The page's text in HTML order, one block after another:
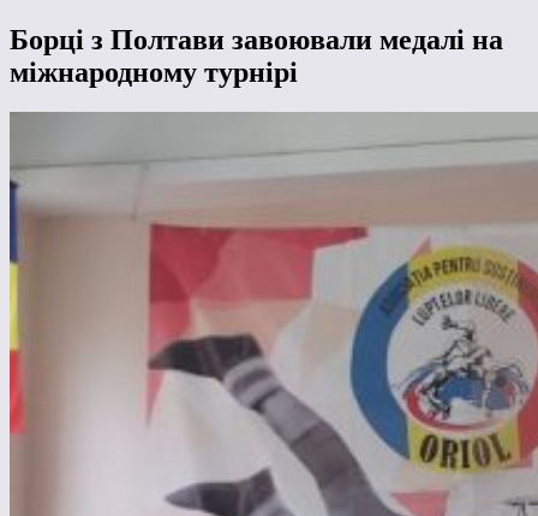
Борці з Полтави завоювали медалі на
міжнародному турнірі